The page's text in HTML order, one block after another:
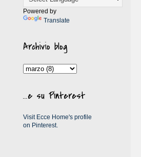
Powered by
Translate
Archivio blog
...e su Pinterest
Visit Ecce Home's profile
on Pinterest.